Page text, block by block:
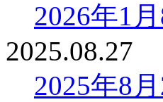
2026年1
2025.08.27
2025年8